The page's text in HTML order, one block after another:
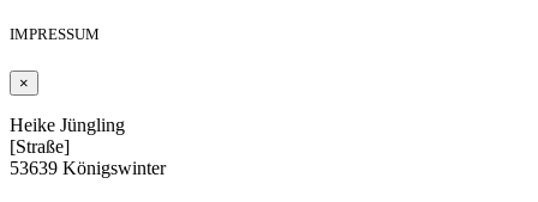
IMPRESSUM
×
Heike Jüngling
[Straße]
53639 Königswinter